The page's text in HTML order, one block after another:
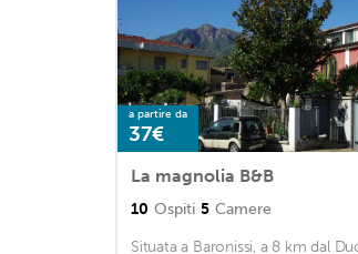
a partire da
37€
La magnolia B&B
10 Ospiti 5 Camere
Situata a Baronissi, a 8 km dal